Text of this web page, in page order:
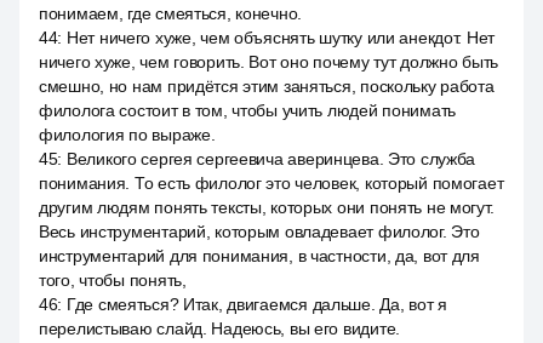
понимаем, где смеяться, конечно.
44: Нет ничего хуже, чем объяснять шутку или анекдот. Нет
ничего хуже, чем говорить. Вот оно почему тут должно быть
смешно, но нам придётся этим заняться, поскольку работа
филолога состоит в том, чтобы учить людей понимать
филология по выраже.
45: Великого сергея сергеевича аверинцева. Это служба
понимания. То есть филолог это человек, который помогает
другим людям понять тексты, которых они понять не могут.
Весь инструментарий, которым овладевает филолог. Это
инструментарий для понимания, в частности, да, вот для
того, чтобы понять,
46: Где смеяться? Итак, двигаемся дальше. Да, вот я
перелистываю слайд. Надеюсь, вы его видите.